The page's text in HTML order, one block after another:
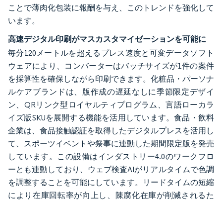
ことで薄肉化包装に報酬を与え、このトレンドを強化して
います。
高速デジタル印刷がマスカスタマイゼーションを可能に
毎分120メートルを超えるプレス速度と可変データソフト
ウェアにより、コンバーターはバッチサイズが1件の案件
を採算性を確保しながら印刷できます。化粧品・パーソナ
ルケアブランドは、版作成の遅延なしに季節限定デザイ
ン、QRリンク型ロイヤルティプログラム、言語ローカラ
イズ版SKUを展開する機能を活用しています。食品・飲料
企業は、食品接触認証を取得したデジタルプレスを活用し
て、スポーツイベントや祭事に連動した期間限定版を発売
しています。この設備はインダストリー4.0のワークフロ
ーとも連動しており、ウェブ検査AIがリアルタイムで色調
を調整することを可能にしています。リードタイムの短縮
により在庫回転率が向上し、陳腐化在庫が削減されるた